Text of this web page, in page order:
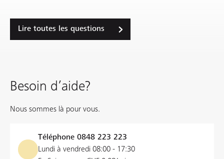
SMS…) afin de lui expliquer que vous demandez le
remboursement.
(Facebook Marketplace, Anibis.ch, Ricardo.ch...) ou des
contacts téléphoniques. Cependant, si vous avez malgré tout
Dans cette situation, la transaction est considérée comme
vous déposiez plainte auprès des autorités compétentes dans
Lire toutes les questions
Besoin d’aide?
Nous sommes là pour vous.
Téléphone 0848 223 223
Lundi à vendredi 08:00 - 17:30